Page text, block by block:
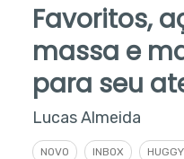
Favoritos,
massa e
para seu
Lucas Almeida
NOVO INBOX